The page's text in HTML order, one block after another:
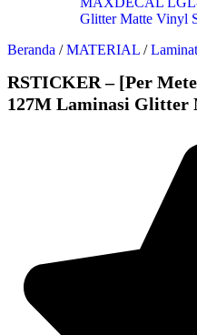
Beranda / MATERIAL /
RSTICKER – [Per
127M Laminasi Glitter